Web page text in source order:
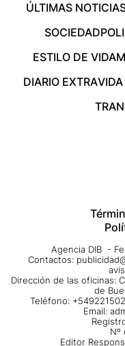
ÚLTIMAS
SOCIEDAD
ESTILO DE VIDA
DIARIO EXTRA
Agencia DIB -
Contactos:
Dirección de las oficinas:
de
Teléfono:
Email:
Nº
Editor